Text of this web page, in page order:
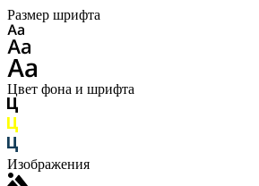
Размер шрифта
Цвет фона и шрифта
Изображения